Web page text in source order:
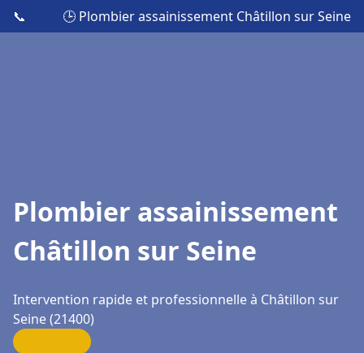
📞 🕒 Plombier assainissement Châtillon sur Seine
Plombier assainissement
Châtillon sur Seine
Intervention rapide et professionnelle à Châtillon sur
Seine (21400)